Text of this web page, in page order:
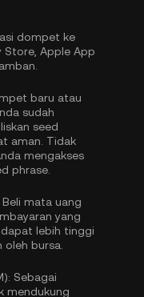
dompet ke
Store, Apple App
baru atau
sudah
seed
aman. Tidak
mengakses
phrase.
Beli mata uang
yang
dapat lebih tinggi
bursa.
Sebagai
mendukung